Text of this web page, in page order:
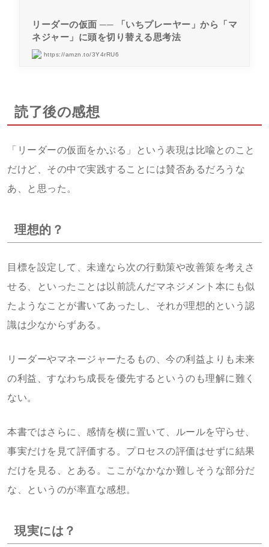
リーダーの仮面 ── 「いちプレーヤー」から「マ
ネジャー」に頭を切り替える思考法
https://amzn.to/3Y4rRU6
読了後の感想
「リーダーの仮面をかぶる」という表現は比喩とのこと
だけど、その中で実践することには賛否あるだろうな
あ、と思った。
理想的？
目標を設定して、未達なら次の行動策や改善策を考えさ
せる、といったことは以前読んだマネジメント本にも似
たようなことが書いてあったし、それが理想的という認
識は少なからずある。
リーダーやマネージャーたるもの、今の利益よりも未来
の利益、すなわち成長を優先するというのも理解に難く
ない。
本書ではさらに、感情を横に置いて、ルールを守らせ、
事実だけを見て評価する。プロセスの評価はせずに結果
だけを見る、とある。ここがなかなか難しそうな部分だ
な、というのが率直な感想。
現実には？